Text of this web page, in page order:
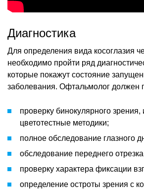
Диагностика
Для определения вида косоглазия
необходимо пройти ряд
которые покажут состояние
заболевания. Офтальмолог должен
проверку бинокулярного зрения,
цветотестные методики;
полное обследование глазного
обследование переднего отрезка
проверку характера фиксации
определение остроты зрения с